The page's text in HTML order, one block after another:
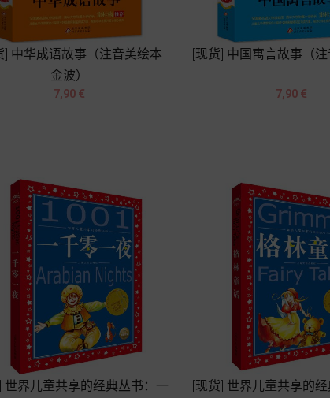
] 中华成语故事（注音美绘本
金波）
Prix
7,90 €
[现货] 中国寓言故事（注
Prix
7,90 €
世界儿童共享的经典丛书：一
[现货] 世界儿童共享的